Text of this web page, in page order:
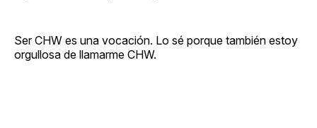
Ser CHW es una vocación. Lo sé porque también estoy
orgullosa de llamarme CHW.